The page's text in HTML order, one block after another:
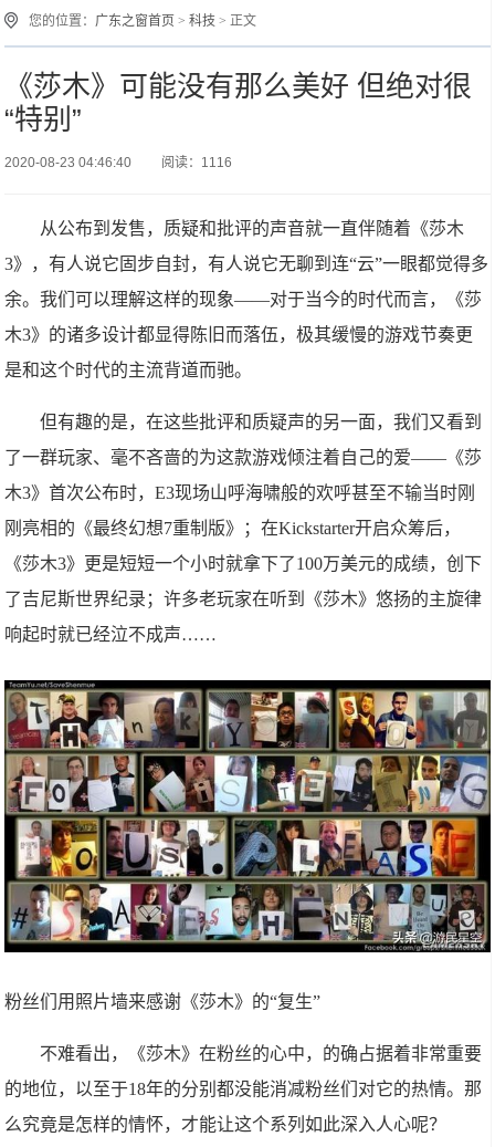
您的位置： 广东之窗首页 >科技 > 正文
《莎木》可能没有那么美好 但绝对很
“特别”
2020-08-23 04:46:40 阅读：1116
从公布到发售，质疑和批评的声音就一直伴随着《莎木
3》，有人说它固步自封，有人说它无聊到连“云”一眼都觉得多
余。我们可以理解这样的现象——对于当今的时代而言，《莎
木3》的诸多设计都显得陈旧而落伍，极其缓慢的游戏节奏更
是和这个时代的主流背道而驰。
但有趣的是，在这些批评和质疑声的另一面，我们又看到
了一群玩家、毫不吝啬的为这款游戏倾注着自己的爱——《莎
木3》首次公布时，E3现场山呼海啸般的欢呼甚至不输当时刚
刚亮相的《最终幻想7重制版》；在Kickstarter开启众筹后，
《莎木3》更是短短一个小时就拿下了100万美元的成绩，创下
了吉尼斯世界纪录；许多老玩家在听到《莎木》悠扬的主旋律
响起时就已经泣不成声……
粉丝们用照片墙来感谢《莎木》的“复生”
不难看出，《莎木》在粉丝的心中，的确占据着非常重要
的地位，以至于18年的分别都没能消减粉丝们对它的热情。那
么究竟是怎样的情怀，才能让这个系列如此深入人心呢？